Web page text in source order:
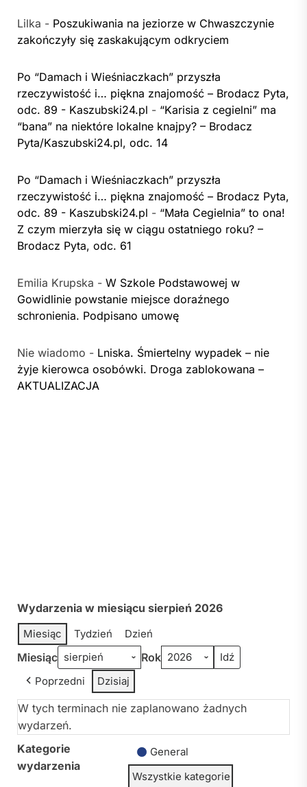
Lilka - Poszukiwania na jeziorze w Chwaszczynie
zakończyły się zaskakującym odkryciem
Po “Damach i Wieśniaczkach” przyszła
rzeczywistość i… piękna znajomość – Brodacz Pyta,
odc. 89 - Kaszubski24.pl - “Karisia z cegielni” ma
“bana” na niektóre lokalne knajpy? – Brodacz
Pyta/Kaszubski24.pl, odc. 14
Po “Damach i Wieśniaczkach” przyszła
rzeczywistość i… piękna znajomość – Brodacz Pyta,
odc. 89 - Kaszubski24.pl - “Mała Cegielnia” to ona!
Z czym mierzyła się w ciągu ostatniego roku? –
Brodacz Pyta, odc. 61
Emilia Krupska - W Szkole Podstawowej w
Gowidlinie powstanie miejsce doraźnego
schronienia. Podpisano umowę
Nie wiadomo - Lniska. Śmiertelny wypadek – nie
żyje kierowca osobówki. Droga zablokowana –
AKTUALIZACJA
Wydarzenia w miesiącu sierpień 2026
Miesiąc Tydzień Dzień
Miesiąc Rok
Poprzedni Dzisiaj
W tych terminach nie zaplanowano żadnych
wydarzeń.
Kategorie
wydarzenia
General
Wszystkie kategorie